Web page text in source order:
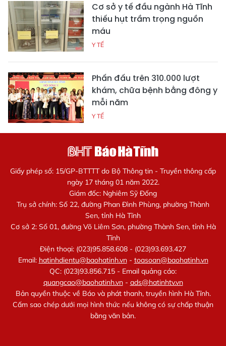
Cơ sở y tế đầu ngành Hà Tĩnh
thiếu hụt trầm trọng nguồn
máu
Y TẾ
Phấn đấu trên 310.000 lượt
khám, chữa bệnh bằng đông y
mỗi năm
Y TẾ
Giấy phép số: 15/GP-BTTTT do Bộ Thông tin - Truyền thông cấp
ngày 17 tháng 01 năm 2022.
Giám đốc: Nghiêm Sỹ Đống
Trụ sở chính: Số 22, đường Phan Đình Phùng, phường Thành
Sen, tỉnh Hà Tĩnh
Cơ sở 2: Số 01, đường Võ Liêm Sơn, phường Thành Sen, tỉnh Hà
Tĩnh
Điện thoại: (023)95.858.608 - (023)93.693.427
Email: hatinhdientu@baohatinh.vn- toasoan@baohatinh.vn
QC: (023)93.856.715 - Email quảng cáo:
quangcao@baohatinh.vn- ads@hatinhtv.vn
Bản quyền thuộc về Báo và phát thanh, truyền hình Hà Tĩnh.
Cấm sao chép dưới mọi hình thức nếu không có sự chấp thuận
bằng văn bản.